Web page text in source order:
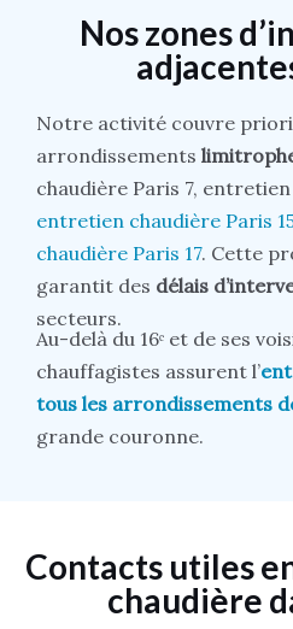
Nos zones
Notre activité couvre
arrondissements
chaudière Paris 7,
entretien chaudière Paris
chaudière Paris 17. Cette
garantit des délais
secteurs.
Au-delà du 16ᵉ et de ses
chauffagistes assurent l’
tous les arrondissements
grande couronne.
Contacts utiles
chaudière